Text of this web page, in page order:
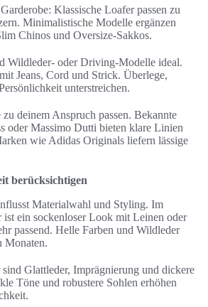
Klassische Loafer passen zu
Minimalistische Modelle ergänzen
Chinos und Oversize-Sakkos.
Wildleder- oder Driving-Modelle ideal.
Jeans, Cord und Strick. Überlege,
unterstreichen.
deinem Anspruch passen. Bekannte
oder Massimo Dutti bieten klare Linien
wie Adidas Originals liefern lässige
berücksichtigen
Materialwahl und Styling. Im
ein sockenloser Look mit Leinen oder
passend. Helle Farben und Wildleder
Monaten.
Glattleder, Imprägnierung und dickere
Töne und robustere Sohlen erhöhen